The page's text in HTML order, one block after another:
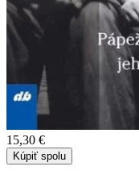
15,30 €
Kúpiť spolu